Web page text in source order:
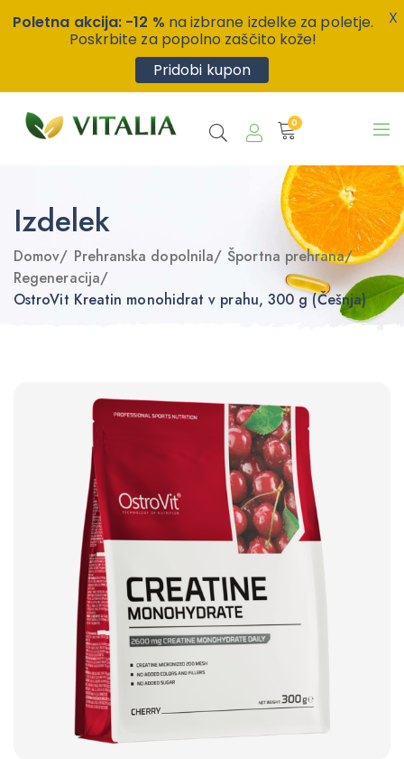
0
Izdelek
Domov/ Prehranska dopolnila/ Športna prehrana/
Regeneracija/
OstroVit Kreatin monohidrat v prahu, 300 g (Češnja)
Poletna akcija: -12 % na izbrane izdelke za poletje.
Poskrbite za popolno zaščito kože!
Pridobi kupon
X